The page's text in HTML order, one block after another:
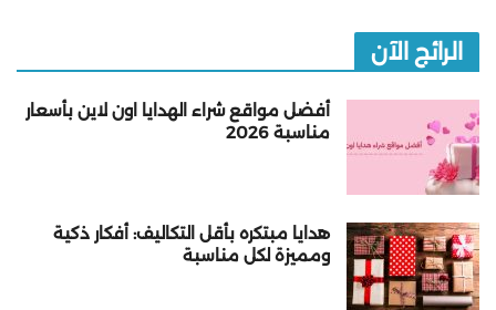
الرائج الآن
أفضل مواقع شراء الهدايا اون لاين بأسعار
مناسبة 2026
هدايا مبتكره بأقل التكاليف: أفكار ذكية
ومميزة لكل مناسبة